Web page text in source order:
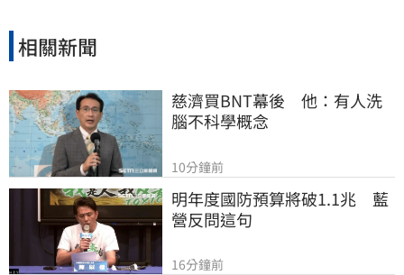
相關新聞
慈濟買BNT幕後　他：有人洗
腦不科學概念
10分鐘前
明年度國防預算將破1.1兆　藍
營反問這句
16分鐘前